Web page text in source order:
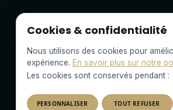
Cookies & confidentialité
Nous utilisons des cookies pour
expérience. En savoir plus sur notre
Les cookies sont conservés pendant :
PERSONNALISER TOUT REFUSER